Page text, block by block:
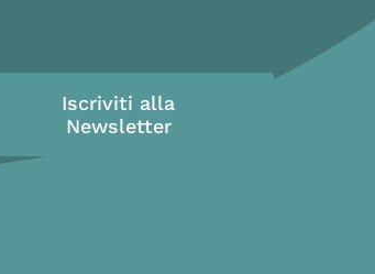
Iscriviti alla
Newsletter